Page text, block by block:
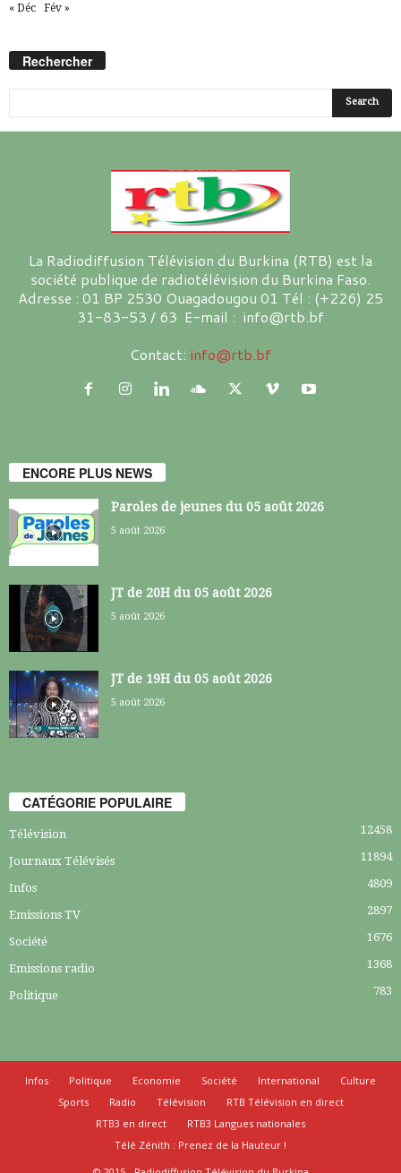
« Déc Fév »
Rechercher
La Radiodiffusion Télévision du Burkina (RTB) est la
société publique de radiotélévision du Burkina Faso.
Adresse : 01 BP 2530 Ouagadougou 01 Tél : (+226) 25
31-83-53 / 63 E-mail : info@rtb.bf
Contact: info@rtb.bf
ENCORE PLUS NEWS
Paroles de jeunes du 05 août 2026
5 août 2026
JT de 20H du 05 août 2026
5 août 2026
JT de 19H du 05 août 2026
5 août 2026
CATÉGORIE POPULAIRE
Télévision 12458
Journaux Télévisés 11894
Infos 4809
Emissions TV 2897
Société 1676
Emissions radio 1368
Politique 783
Infos Politique Economie Société International
Culture
Sports
Radio Télévision
RTB Télévision en direct
RTB3 en direct
RTB3 Langues nationales
Télé Zénith : Prenez de la Hauteur !